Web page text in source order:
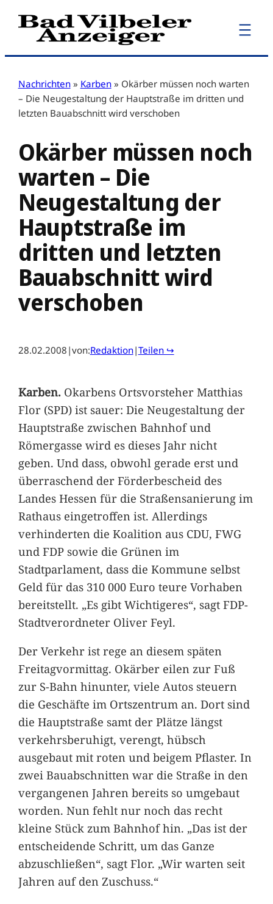
Zum
Inhalt
Nachrichten » Karben » Okärber müssen noch warten
– Die Neugestaltung der Hauptstraße im dritten und
letzten Bauabschnitt wird verschoben
Okärber müssen noch
warten – Die
Neugestaltung der
Hauptstraße im
dritten und letzten
Bauabschnitt wird
verschoben
28.02.2008 |von:Redaktion|Teilen ↪
Karben.Okarbens Ortsvorsteher Matthias
Flor (SPD) ist sauer: Die Neugestaltung der
Hauptstraße zwischen Bahnhof und
Römergasse wird es dieses Jahr nicht
geben. Und dass, obwohl gerade erst und
überraschend der Förderbescheid des
Landes Hessen für die Straßensanierung im
Rathaus eingetroffen ist. Allerdings
verhinderten die Koalition aus CDU, FWG
und FDP sowie die Grünen im
Stadtparlament, dass die Kommune selbst
Geld für das 310 000 Euro teure Vorhaben
bereitstellt. „Es gibt Wichtigeres“, sagt FDP-
Stadtverordneter Oliver Feyl.
Der Verkehr ist rege an diesem späten
Freitagvormittag. Okärber eilen zur Fuß
zur S-Bahn hinunter, viele Autos steuern
die Geschäfte im Ortszentrum an. Dort sind
die Hauptstraße samt der Plätze längst
verkehrsberuhigt, verengt, hübsch
ausgebaut mit roten und beigem Pflaster. In
zwei Bauabschnitten war die Straße in den
vergangenen Jahren bereits so umgebaut
worden. Nun fehlt nur noch das recht
kleine Stück zum Bahnhof hin. „Das ist der
entscheidende Schritt, um das Ganze
abzuschließen“, sagt Flor. „Wir warten seit
Jahren auf den Zuschuss.“